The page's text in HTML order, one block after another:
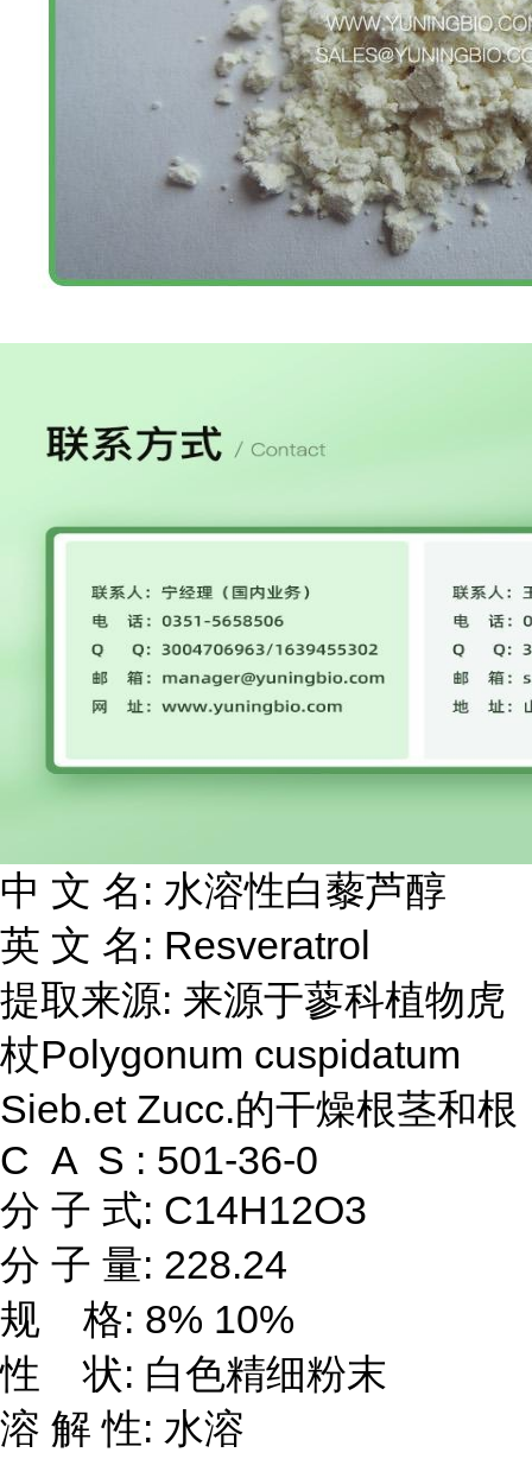
中 文 名: 水溶性白藜芦醇
英 文 名: Resveratrol
提取来源: 来源于蓼科植物虎
杖Polygonum cuspidatum
Sieb.et Zucc.的干燥根茎和根
C A S : 501-36-0
分 子 式: C14H12O3
分 子 量: 228.24
规 格: 8% 10%
性 状: 白色精细粉末
溶 解 性: 水溶